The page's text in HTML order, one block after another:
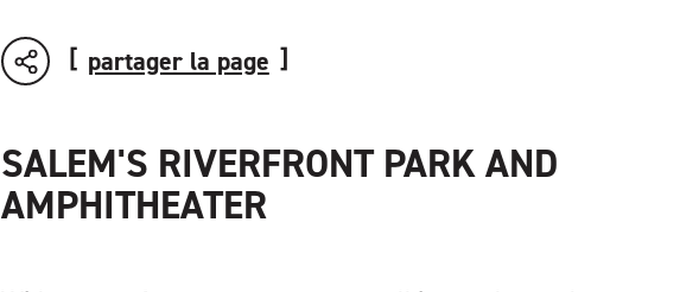
partager la page
SALEM'S RIVERFRONT PARK AND
AMPHITHEATER